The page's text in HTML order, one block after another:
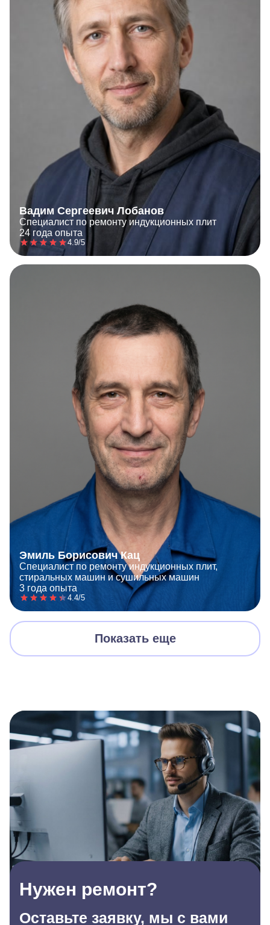
Вадим Сергеевич Лобанов
Специалист по ремонту индукционных плит
24 года опыта
4.9/5
Эмиль Борисович Кац
Специалист по ремонту индукционных плит,
стиральных машин и сушильных машин
3 года опыта
4.4/5
Показать еще
Нужен ремонт?
Оставьте заявку, мы с вами